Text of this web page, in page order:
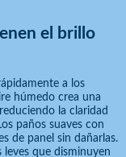
el brillo
a los
húmedo crea una
la claridad
paños suaves con
de panel sin dañarlas.
leves que disminuyen